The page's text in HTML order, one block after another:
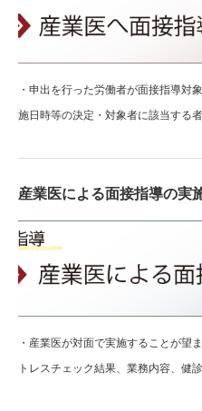
・申出を行った労働者が面接指導対
施日時等の決定・対象者に該当する
産業医による面接指導の実
・産業医が対面で実施することが望
トレスチェック結果、業務内容、健